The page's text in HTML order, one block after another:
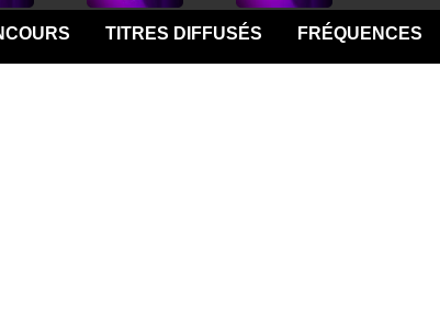
TITRES DIFFUSÉS FRÉQUENCES